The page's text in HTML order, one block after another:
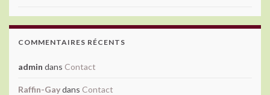
COMMENTAIRES RÉCENTS
admin dans Contact
Raffin-Gaydans Contact